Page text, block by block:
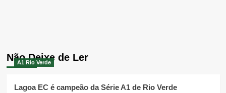
Não Deixe de Ler
A1 Rio Verde
Lagoa EC é campeão da Série A1 de Rio Verde